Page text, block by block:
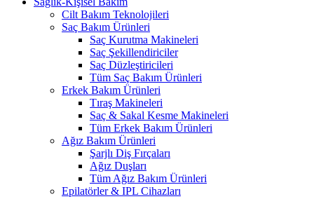
Cilt Bakım Teknolojileri
Saç Bakım Ürünleri
Saç Kurutma Makineleri
Saç Şekillendiriciler
Saç Düzleştiricileri
Tüm Saç Bakım Ürünleri
Erkek Bakım Ürünleri
Tıraş Makineleri
Saç & Sakal Kesme Makineleri
Tüm Erkek Bakım Ürünleri
Ağız Bakım Ürünleri
Şarjlı Diş Fırçaları
Ağız Duşları
Tüm Ağız Bakım Ürünleri
Epilatörler & IPL Cihazları